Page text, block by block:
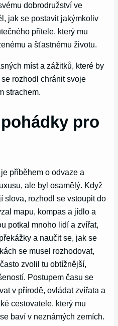
dobrodružství ve
jak se postavit jakýmkoliv
přítele, který mu
a šťastnému životu.
míst a zážitků, které by
rozhodl chránit svoje
strachem.
pro
příběhem o odvaze a
ale byl osamělý. Když
slova, rozhodl se vstoupit do
mapu, kompas a jídlo a
potkal mnoho lidí a zvířat,
a naučit se, jak se
se musel rozhodovat,
zvolil tu obtížnější,
Postupem času se
v přírodě, ovládat zvířata a
cestovatele, který mu
baví v neznámých zemích.